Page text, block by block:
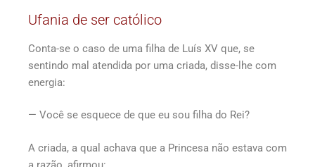
Ufania de ser católico
Conta-se o caso de uma filha de Luís XV que, se
sentindo mal atendida por uma criada, disse-lhe com
energia:
— Você se esquece de que eu sou filha do Rei?
A criada, a qual achava que a Princesa não estava com